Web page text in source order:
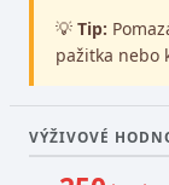
💡 Tip:
pažitka nebo
VÝŽIVOVÉ